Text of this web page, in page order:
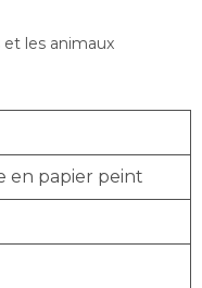
les animaux
en papier peint